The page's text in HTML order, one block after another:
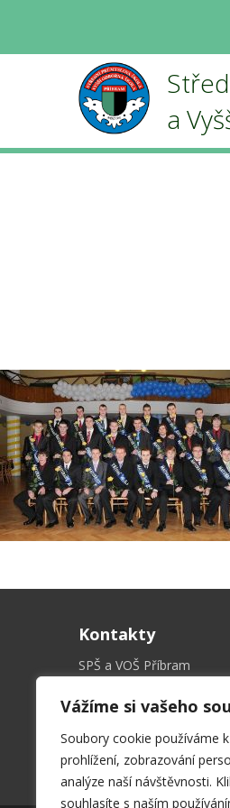
Vážíme si vašeho
Soubory cookie používáme
prohlížení, zobrazování
analýze naší návštěvnosti.
souhlasíte s naším
a
Kontakty
SPŠ a VOŠ Příbram
sekret@spspb.cz